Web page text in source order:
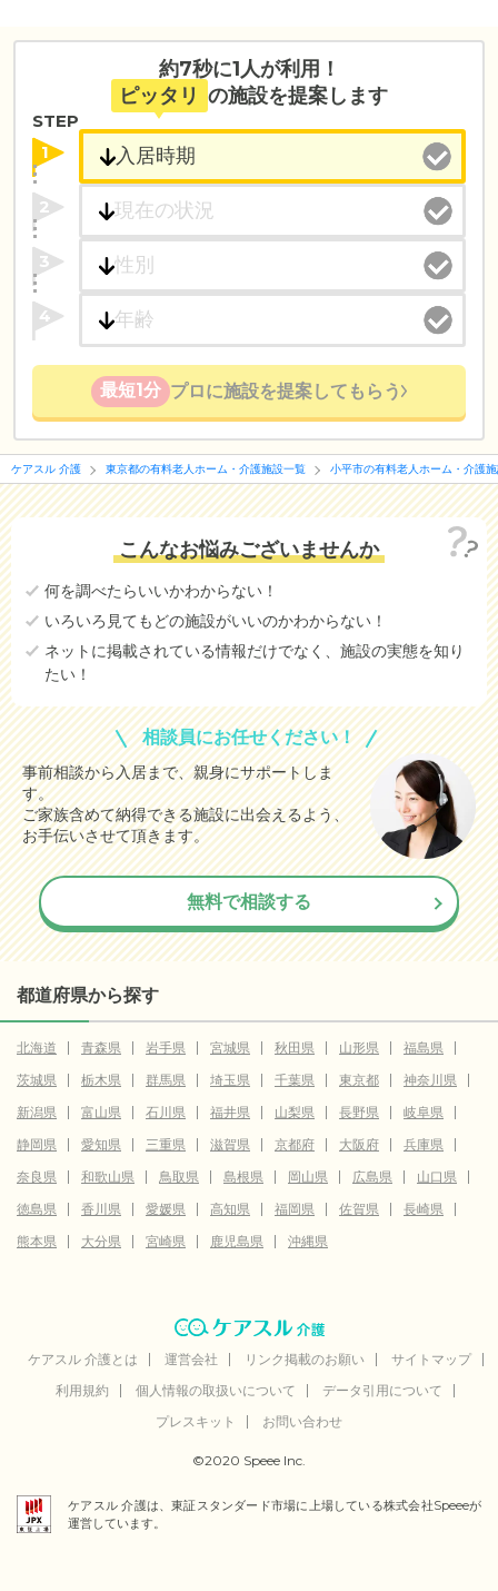
約7秒に1人が利用！
ピッタリ の施設を提案します
STEP
1
2
3
4
最短1分 プロに施設を提案してもらう
ケアスル 介護 東京都の有料老人ホーム・介護施設一覧 小平市の有料老人ホーム・介護
こんなお悩みございませんか
何を調べたらいいかわからない！
いろいろ見てもどの施設がいいのかわからない！
ネットに掲載されている情報だけでなく、施設の実態を知り
たい！
相談員にお任せください！
事前相談から入居まで、親身にサポートしま
す。
ご家族含めて納得できる施設に出会えるよう、
お手伝いさせて頂きます。
無料で相談する
都道府県から探す
北海道 青森県 岩手県 宮城県 秋田県 山形県
福島県
茨城県
栃木県 群馬県 埼玉県 千葉県 東京都
神奈川県
新潟県
富山県 石川県 福井県 山梨県 長野県
岐阜県
静岡県
愛知県 三重県 滋賀県 京都府 大阪府
兵庫県
奈良県
和歌山県 鳥取県 島根県 岡山県 広島県
山口県
徳島県
香川県 愛媛県 高知県 福岡県 佐賀県
長崎県
熊本県
大分県 宮崎県 鹿児島県 沖縄県
ケアスル 介護とは 運営会社 リンク掲載のお願い
サイトマップ
利用規約
個人情報の取扱いについて
データ引用について
プレスキット
お問い合わせ
©2020 Speee Inc.
ケアスル 介護は、東証スタンダード市場に上場している株式会社Speeeが
運営しています。